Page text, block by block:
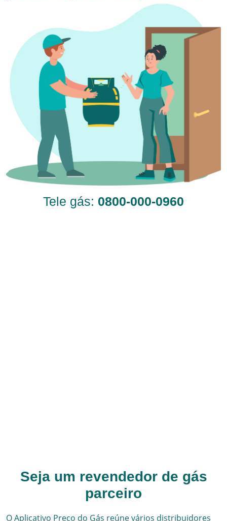
Tele gás: 0800-000-0960
Seja um revendedor de gás
parceiro
O Aplicativo Preço do Gás reúne vários distribuidores